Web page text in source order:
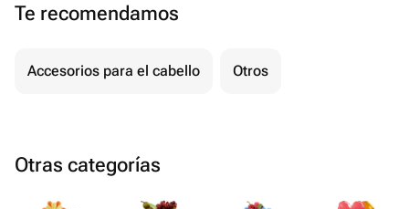
Te recomendamos
Accesorios para el cabello Otros
Otras categorías